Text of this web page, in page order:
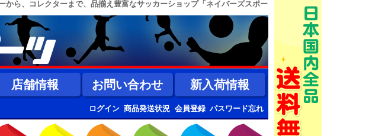
ら、コレクターまで、品揃え豊富なサッカーショップ「ネイバーズスポー
店舗情報 お問い合わせ 新入荷情報
ログイン 商品発送状況 会員登録 パスワード忘れ